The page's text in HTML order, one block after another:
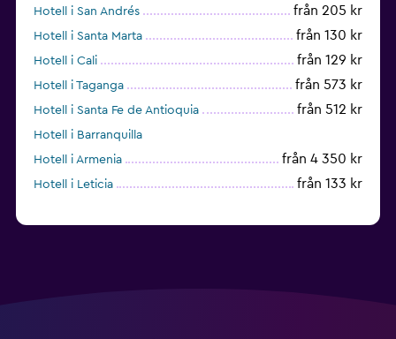
Hotell i San Andrés från 205 kr
Hotell i Santa Marta från 130 kr
Hotell i Cali från 129 kr
Hotell i Taganga från 573 kr
Hotell i Santa Fe de Antioquia från 512 kr
Hotell i Barranquilla
Hotell i Armenia
från 4 350 kr
Hotell i Leticia från 133 kr